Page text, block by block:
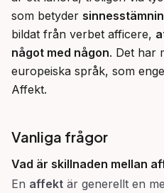
som betyder
bildat från verbet afficere,
något med någon. Det har
europeiska språk, som
Affekt.
Vanliga frågor
Vad är skillnaden mellan
En affekt är generellt en